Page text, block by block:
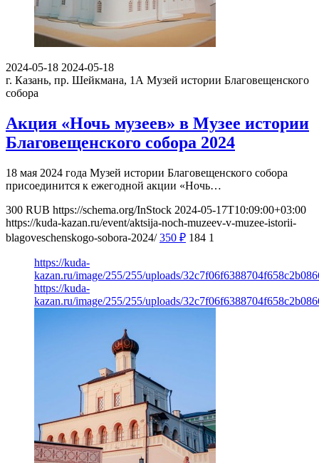
2024-05-18 2024-05-18
г. Казань, пр. Шейкмана, 1А Музей истории Благовещенского
собора
Акция «Ночь музеев» в Музее истории
Благовещенского собора 2024
18 мая 2024 года Музей истории Благовещенского собора
присоединится к ежегодной акции «Ночь…
300 RUB https://schema.org/InStock 2024-05-17T10:09:00+03:00
https://kuda-kazan.ru/event/aktsija-noch-muzeev-v-muzee-istorii-
blagoveschenskogo-sobora-2024/ 350 ₽ 184 1
https://kuda-
kazan.ru/image/255/255/uploads/
https://kuda-
kazan.ru/image/255/255/uploads/